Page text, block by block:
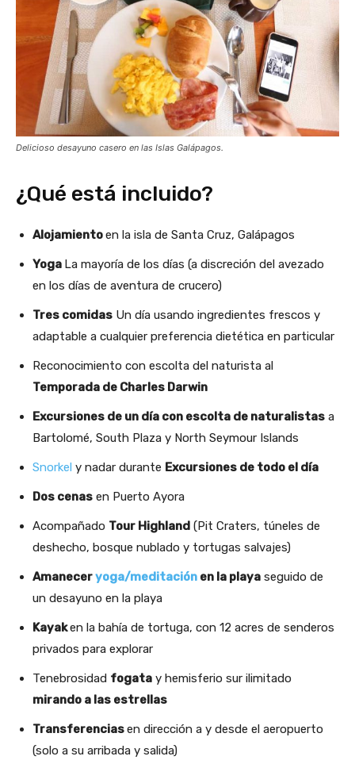
Delicioso desayuno casero en las Islas Galápagos.
¿Qué está incluido?
Alojamientoen la isla de Santa Cruz, Galápagos
Yoga La mayoría de los días (a discreción del avezado
en los días de aventura de crucero)
Tres comidas Un día usando ingredientes frescos y
adaptable a cualquier preferencia dietética en particular
Reconocimiento con escolta del naturista al
Temporada de Charles Darwin
Excursiones de un día con escolta de naturalistas a
Bartolomé, South Plaza y North Seymour Islands
Snorkel y nadar durante Excursiones de todo el día
Dos cenas en Puerto Ayora
Acompañado Tour Highland (Pit Craters, túneles de
deshecho, bosque nublado y tortugas salvajes)
Amaneceryoga/meditación en la playa seguido de
un desayuno en la playa
Kayaken la bahía de tortuga, con 12 acres de senderos
privados para explorar
Tenebrosidad fogata y hemisferio sur ilimitado
mirando a las estrellas
Transferenciasen dirección a y desde el aeropuerto
(solo a su arribada y salida)